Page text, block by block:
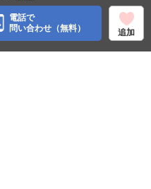
電話で
問い合わせ（無料）
追加